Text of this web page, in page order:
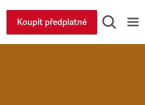
Koupit předplatné